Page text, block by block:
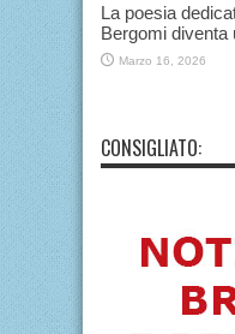
La poesia
Bergomi diventa
Marzo 16, 2026
CONSIGLIATO: